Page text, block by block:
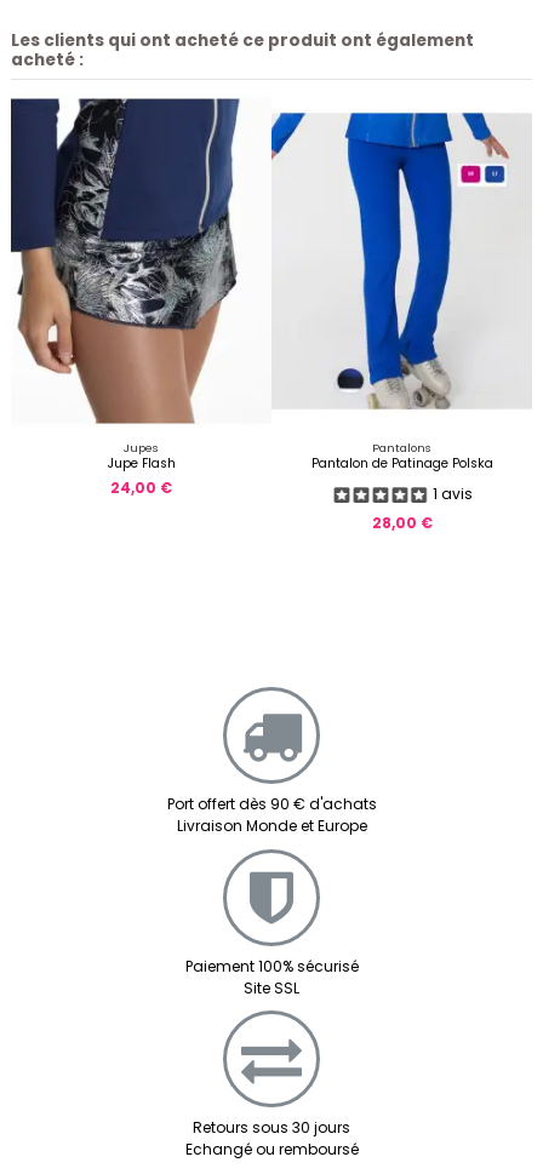
Les clients qui ont acheté ce produit ont également
acheté :
Jupes
Jupe Flash
24,00 €
Pantalons
Pantalon de Patinage Polska
1 avis
28,00 €
Port offert dès 90 € d'achats
Livraison Monde et Europe
Paiement 100% sécurisé
Site SSL
Retours sous 30 jours
Echangé ou remboursé